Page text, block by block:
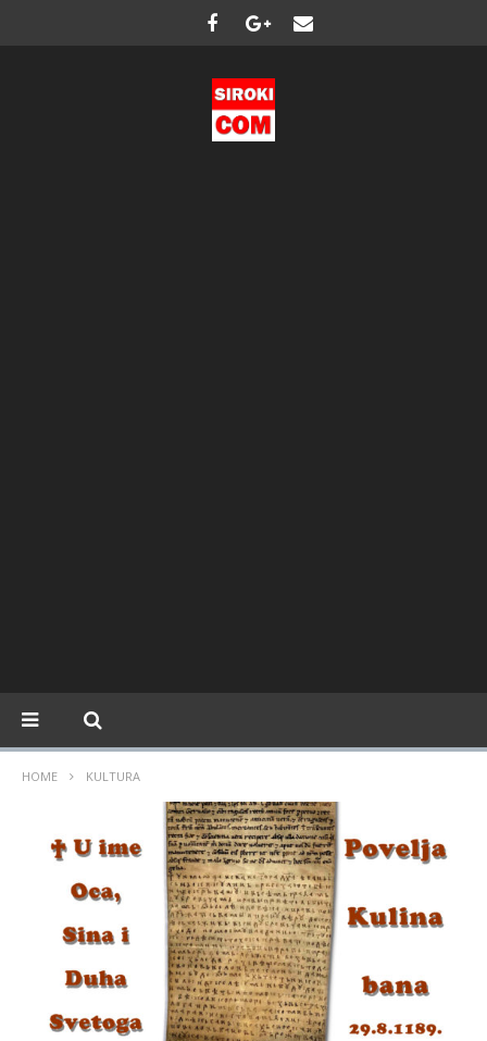
HOME KULTURA